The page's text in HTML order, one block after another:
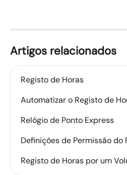
Artigos relacionados
Registo de Horas
Automatizar o Registo de
Relógio de Ponto Express
Definições de Permissão do
Registo de Horas por um